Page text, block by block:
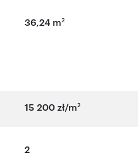
36,24 m2
15 200 zł/m2
2